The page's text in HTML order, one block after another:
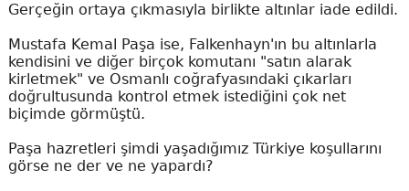
Gerçeğin ortaya çıkmasıyla birlikte altınlar iade edildi.
Mustafa Kemal Paşa ise, Falkenhayn'ın bu altınlarla
kendisini ve diğer birçok komutanı "satın alarak
kirletmek" ve Osmanlı coğrafyasındaki çıkarları
doğrultusunda kontrol etmek istediğini çok net
biçimde görmüştü.
Paşa hazretleri şimdi yaşadığımız Türkiye koşullarını
görse ne der ve ne yapardı?